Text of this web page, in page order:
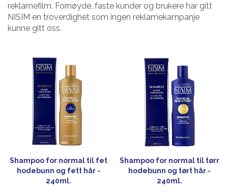
reklamefilm. Fornøyde, faste kunder og brukere har gitt
NISIM en troverdighet som ingen reklamekampanje
kunne gitt oss.
Shampoo for normal til fet
hodebunn og fett hår -
240ml.
Shampoo for normal til tørr
hodebunn og tørt hår -
240ml.